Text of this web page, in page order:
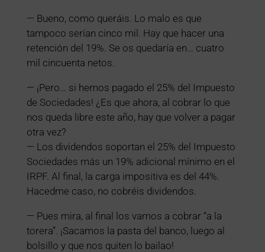
— Bueno, como queráis. Lo malo es que
tampoco serían cinco mil. Hay que hacer una
retención del 19%. Se os quedaría en… cuatro
mil cincuenta netos.
— ¡Pero… si hemos pagado el 25% del Impuesto
de Sociedades! ¿Es que ahora, al cobrar lo que
nos queda libre este año, hay que volver a pagar
otra vez?
— Los dividendos soportan el 25% del Impuesto
Sociedades más un 19% adicional mínimo en el
IRPF. Al final, la carga impositiva es del 44%.
Hacedme caso, no cobréis dividendos.
— Pues mira, al final los vamos a cobrar “a la
torera”. ¡Sacamos la pasta del banco, luego al
bolsillo y que nos quiten lo bailao!